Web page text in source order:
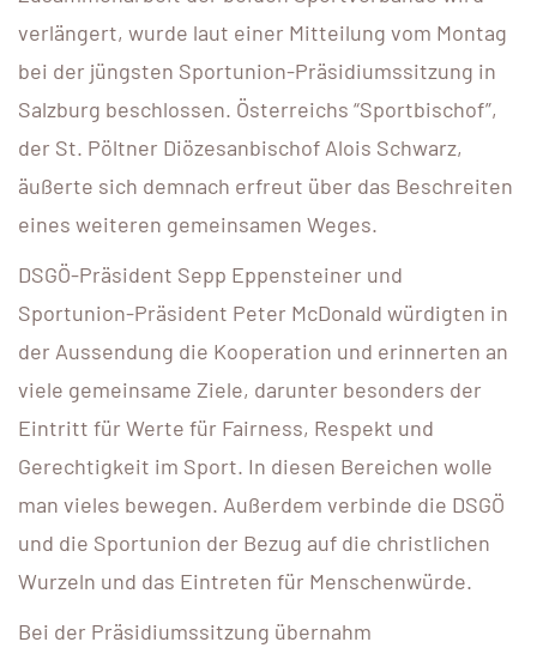
verlängert, wurde laut einer Mitteilung vom Montag
bei der jüngsten Sportunion-Präsidiumssitzung in
Salzburg beschlossen. Österreichs “Sportbischof”,
der St. Pöltner Diözesanbischof Alois Schwarz,
äußerte sich demnach erfreut über das Beschreiten
eines weiteren gemeinsamen Weges.
DSGÖ-Präsident Sepp Eppensteiner und
Sportunion-Präsident Peter McDonald würdigten in
der Aussendung die Kooperation und erinnerten an
viele gemeinsame Ziele, darunter besonders der
Eintritt für Werte für Fairness, Respekt und
Gerechtigkeit im Sport. In diesen Bereichen wolle
man vieles bewegen. Außerdem verbinde die DSGÖ
und die Sportunion der Bezug auf die christlichen
Wurzeln und das Eintreten für Menschenwürde.
Bei der Präsidiumssitzung übernahm